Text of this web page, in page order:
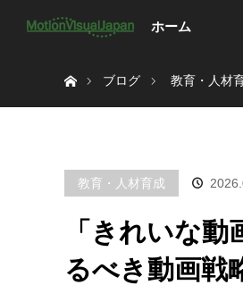
ホーム
ブログ
教育・人材
教育・人材育成
「きれいな
るべき動画戦